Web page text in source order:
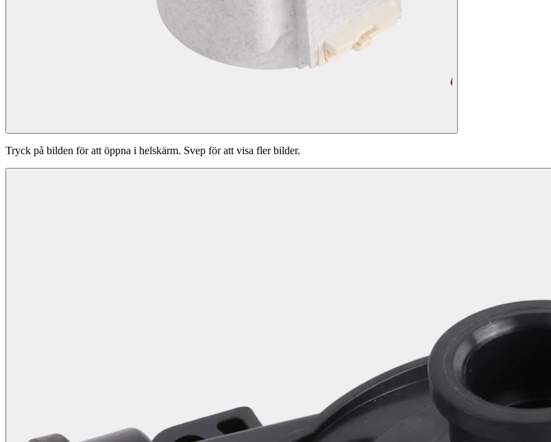
Tryck på bilden för att öppna i helskärm. Svep för att visa fler bilder.